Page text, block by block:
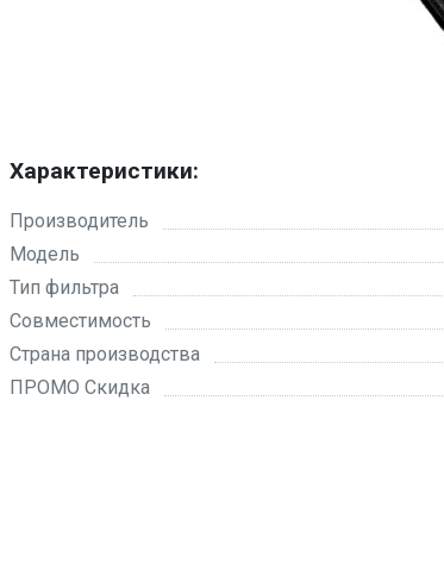
Характеристики:
Производитель
Модель
Тип фильтра
Совместимость
Страна производства
ПРОМО Скидка